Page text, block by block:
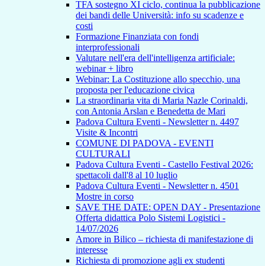
TFA sostegno XI ciclo, continua la pubblicazione
dei bandi delle Università: info su scadenze e
costi
Formazione Finanziata con fondi
interprofessionali
Valutare nell'era dell'intelligenza artificiale:
webinar + libro
Webinar: La Costituzione allo specchio, una
proposta per l'educazione civica
La straordinaria vita di Maria Nazle Corinaldi,
con Antonia Arslan e Benedetta de Mari
Padova Cultura Eventi - Newsletter n. 4497
Visite & Incontri
COMUNE DI PADOVA - EVENTI
CULTURALI
Padova Cultura Eventi - Castello Festival 2026:
spettacoli dall'8 al 10 luglio
Padova Cultura Eventi - Newsletter n. 4501
Mostre in corso
SAVE THE DATE: OPEN DAY - Presentazione
Offerta didattica Polo Sistemi Logistici -
14/07/2026
Amore in Bilico – richiesta di manifestazione di
interesse
Richiesta di promozione agli ex studenti